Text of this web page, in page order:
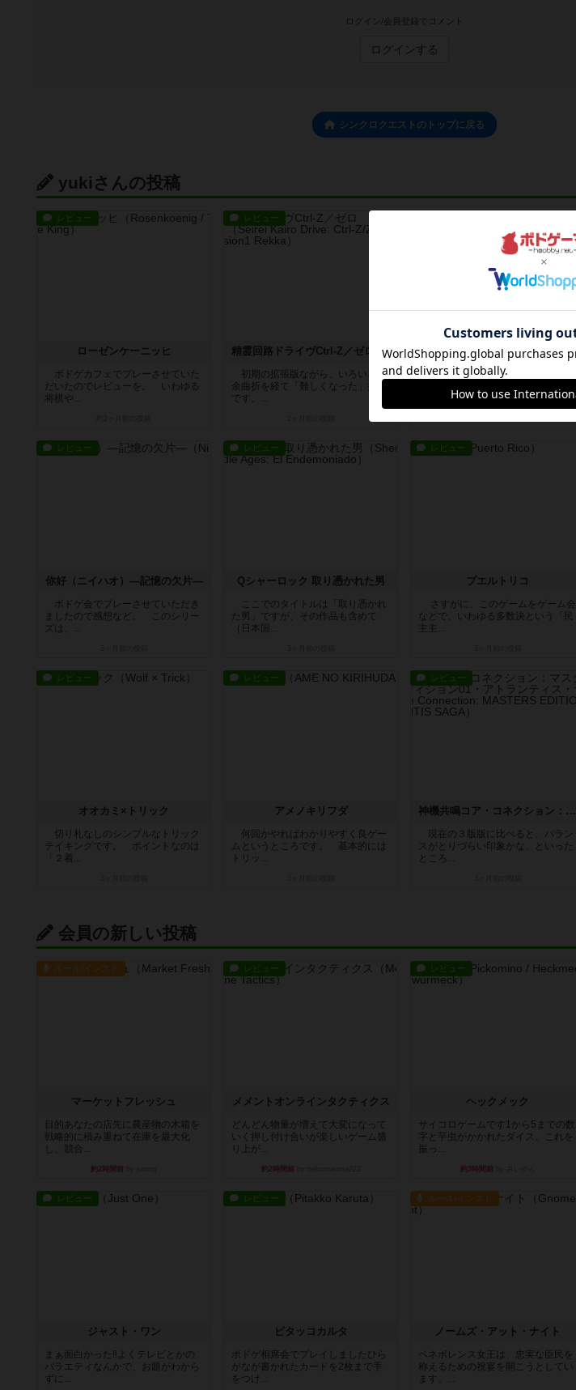
ログイン/会員登録でコメント
ログインする
シンクロクエストのトップに戻る
yukiさんの投稿
レビュー
ローゼンケーニッヒ
ボドゲカフェでプレーさせていた
だいたのでレビューを。 いわゆる
将棋や...
レビュー
精霊回路ドライヴCtrl-Z／ゼロ 拡張１「烈花」
初期の拡張版ながら、いろいろ紆
余曲折を経て「難しくなった」拡張
です。...
バトルライン
そこそこ満足できる２人専用ゲー
か。 拡...
レビュー
你好（ニイハオ）―記憶の欠片―
ボドゲ会でプレーさせていただき
ましたので感想など。 このシリー
ズは、...
レビュー
Qシャーロック 取り憑かれた男
ここでのタイトルは「取り憑かれ
た男」ですが、その作品も含めて
（日本国...
レビュー
プエルトリコ
さすがに、このゲームをゲーム会
などで、いわゆる多数決という「民
主主...
レビュー
オオカミ×トリック
切り札なしのシンプルなトリック
テイキングです。 ポイントなのは
「２着...
レビュー
アメノキリフダ
何回かやればわかりやすく良ゲー
ムというところです。 基本的には
トリッ...
レビュー
神機共鳴コア・コネクション：マスターズ・エディション01・アトランティス・サーガ
現在の３版版に比べると、バラン
スがとりづらい印象かな、といった
ところ...
会員の新しい投稿
ルール/インスト
マーケットフレッシュ
目的あなたの店先に農産物の木箱を
戦略的に積み重ねて在庫を最大化
し、競合...
約2時間前
レビュー
メメントオンラインタクティクス
どんどん物量が増えて大変になって
いく押し付け合いが楽しいゲーム盛
り上が...
約2時間前
レビュー
ヘックメック
サイコロゲームです1から5までの数
字と芋虫がかかれたダイス。これを
振っ...
約3時間前
レビュー
ジャスト・ワン
まぁ面白かった‼️よくテレビとかの
バラエティなんかで、お題がわから
ずに...
レビュー
ピタッコカルタ
ボドゲ相席会でプレイしましたひら
がなが書かれたカードを2枚まで手
をつけ...
ルール/インスト
ノームズ・アット・ナイト
ベネボレンス女王は、忠実な臣民を
称えるための祝宴を開こうとしてい
ます。...